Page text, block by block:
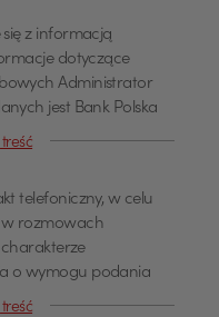
z informacją
dotyczące
Administrator
jest Bank Polska
siedzibą w Warszawie,
email
pod numerem 519
SA - Centrala, ul.
U administratora
jest Inspektor
telefoniczny, w celu
w rozmowach
o wymogu podania
dla celów